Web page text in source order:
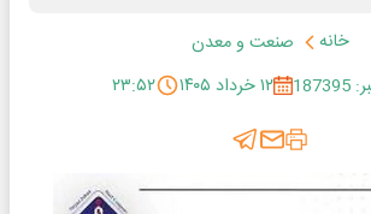
خانه
صنعت و معدن
۱۲ خرداد ۱۴۰۵ ۲۳:۵۲